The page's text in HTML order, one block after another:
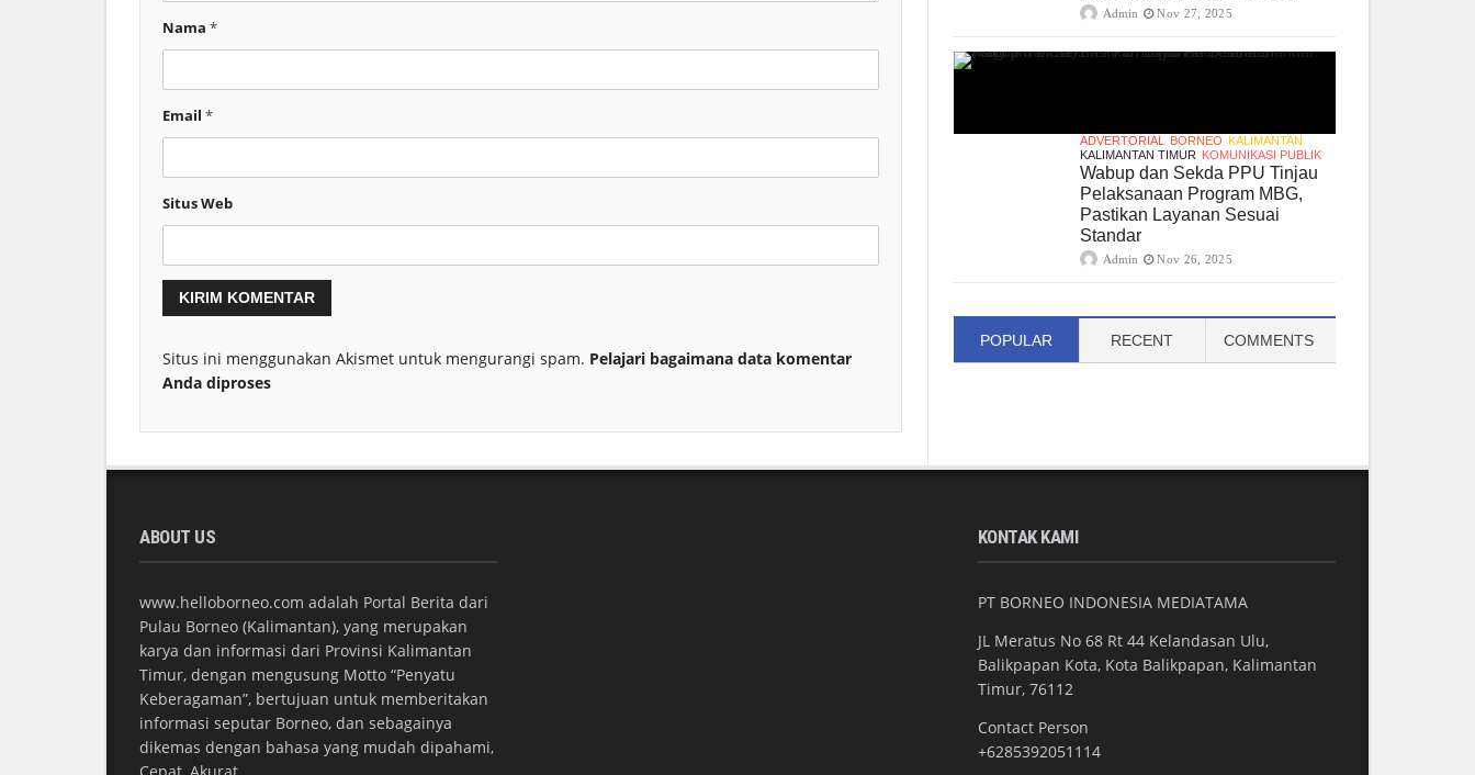
Nama *
Email *
Situs Web
Situs ini menggunakan Akismet untuk mengurangi spam. Pelajari bagaimana data komentar
Anda diproses
Admin Nov 27, 2025
ADVERTORIAL BORNEO KALIMANTAN
KALIMANTAN TIMUR KOMUNIKASI PUBLIK
Wabup dan Sekda PPU Tinjau
Pelaksanaan Program MBG,
Pastikan Layanan Sesuai
Standar
Admin Nov 26, 2025
POPULAR RECENT COMMENTS
ABOUT US
www.helloborneo.com adalah Portal Berita dari
Pulau Borneo (Kalimantan), yang merupakan
karya dan informasi dari Provinsi Kalimantan
Timur, dengan mengusung Motto “Penyatu
Keberagaman”, bertujuan untuk memberitakan
informasi seputar Borneo, dan sebagainya
dikemas dengan bahasa yang mudah dipahami,
Cepat, Akurat.
KONTAK KAMI
PT BORNEO INDONESIA MEDIATAMA
JL Meratus No 68 Rt 44 Kelandasan Ulu,
Balikpapan Kota, Kota Balikpapan, Kalimantan
Timur, 76112
Contact Person
+6285392051114